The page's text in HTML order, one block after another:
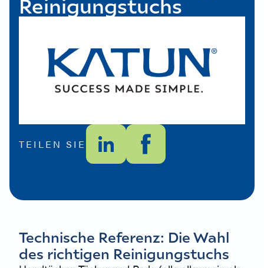
TEILEN SIE
Technische Referenz: Die Wahl
des richtigen Reinigungstuchs